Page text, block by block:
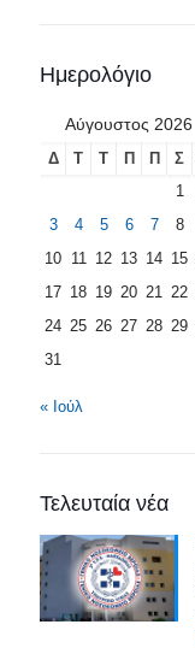
Ημερολόγιο
Αύγουστος 2026
Δ Τ Τ Π Π Σ
1
3
4 5 6 7 8
10 11 12 13 14 15
17 18 19 20 21 22
24 25 26 27 28 29
31
« Ιούλ
Τελευταία νέα